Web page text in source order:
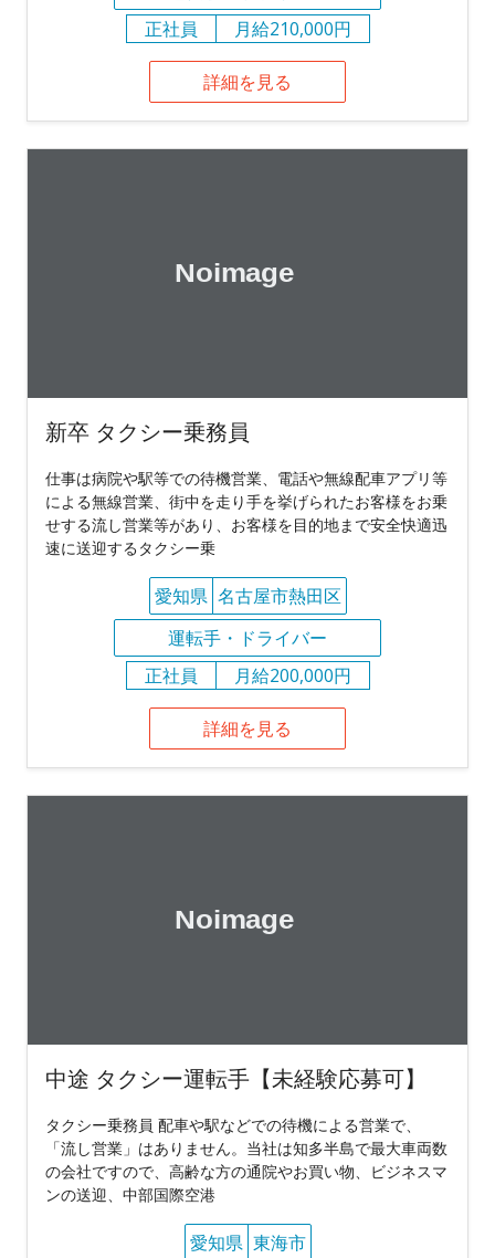
正社員
月給210,000円
詳細を見る
新卒 タクシー乗務員
仕事は病院や駅等での待機営業、電話や無線配車アプリ等
による無線営業、街中を走り手を挙げられたお客様をお乗
せする流し営業等があり、お客様を目的地まで安全快適迅
速に送迎するタクシー乗
愛知県 名古屋市熱田区
運転手・ドライバー
正社員
月給200,000円
詳細を見る
中途 タクシー運転手【未経験応募可】
タクシー乗務員 配車や駅などでの待機による営業で、
「流し営業」はありません。当社は知多半島で最大車両数
の会社ですので、高齢な方の通院やお買い物、ビジネスマ
ンの送迎、中部国際空港
愛知県 東海市